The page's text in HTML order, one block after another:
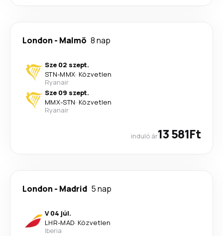
London - Malmö 8 nap
Sze 02 szept.
STN-MMX· Közvetlen
Ryanair
Sze 09 szept.
MMX-STN· Közvetlen
Ryanair
induló ár13 581Ft
London - Madrid 5 nap
V 04 júl.
LHR-MAD· Közvetlen
Iberia